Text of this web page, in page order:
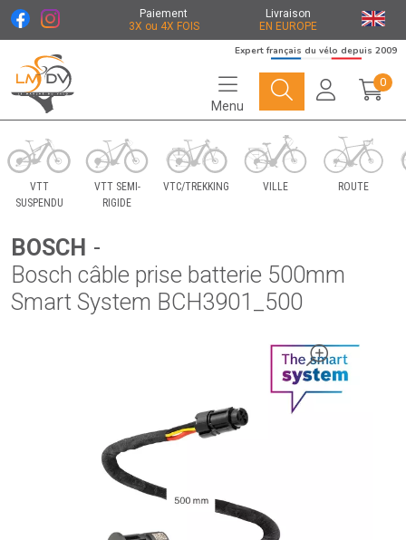
Paiement
3X ou 4X FOIS
Livraison
EN EUROPE
Le Marché du Vélo Votre distributeurs de vélo
Expert français du vélo depuis 2009
Menu
0
VTT
SUSPENDU
VTT SEMI-
RIGIDE
VTC/TREKKING VILLE ROUTE
BOSCH -
Bosch câble prise batterie 500mm
Smart System BCH3901_500